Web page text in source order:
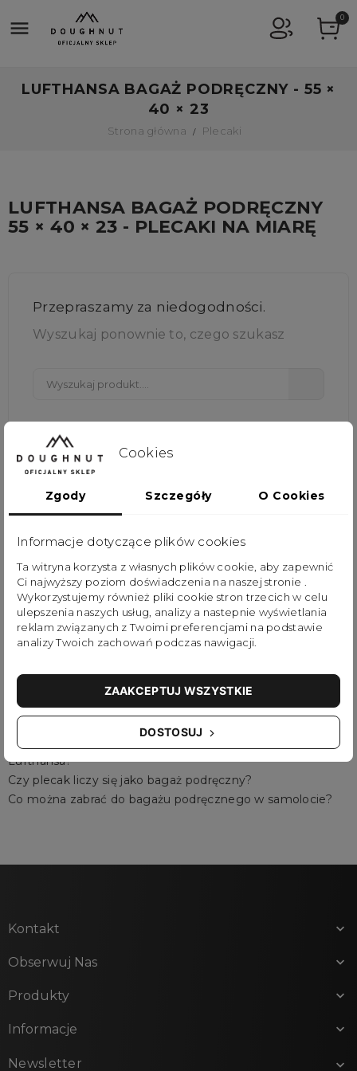
 0
LUFTHANSA BAGAŻ PODRĘCZNY - 55 ×
40 × 23
Strona główna Plecaki
LUFTHANSA BAGAŻ PODRĘCZNY
55 × 40 × 23 - PLECAKI NA MIARĘ
Przepraszamy za niedogodności.
Wyszukaj ponownie to, czego szukasz
Plecak 55 × 40 × 23 do samolotu
Plecak bagaż podręczny 455 × 40 × 23
Plecak do samolotu 55 × 40 × 23
Plecak Lufthansa 55 × 40 × 23
Plecak do samolotu 55 × 40 × 23 damski
Plecak do samolotu 55 × 40 × 23 męski
Lufthansa bagaż podręczny co można zabrać
Lufthansa bagaż podręczny — co można zabrać? Wymiary
i waga
Lufthansa bagaż rejestrowany
Jaki bagaż podręczny w Lufthansie?
Czy oprócz bagażu podręcznego można mieć torebkę
Lufthansa?
Czy plecak liczy się jako bagaż podręczny?
Co można zabrać do bagażu podręcznego w samolocie?
Kontakt 
Obserwuj Nas 
Produkty 
Informacje 
Newsletter 
Cookies
Zgody Szczegóły O Cookies
Informacje dotyczące plików cookies
Ta witryna korzysta z własnych plików cookie, aby zapewnić
Ci najwyższy poziom doświadczenia na naszej stronie .
Wykorzystujemy również pliki cookie stron trzecich w celu
ulepszenia naszych usług, analizy a nastepnie wyświetlania
reklam związanych z Twoimi preferencjami na podstawie
analizy Twoich zachowań podczas nawigacji.
DOSTOSUJ
ZAAKCEPTUJ WSZYSTKIE